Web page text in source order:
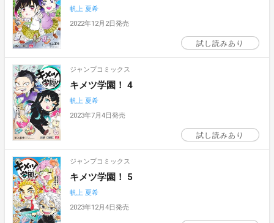
帆上 夏希
2022年12月2日発売
試し読みあり
ジャンプコミックス
キメツ学園！ 4
帆上 夏希
2023年7月4日発売
試し読みあり
ジャンプコミックス
キメツ学園！ 5
帆上 夏希
2023年12月4日発売